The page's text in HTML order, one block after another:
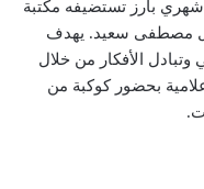
بارز تستضيفه مكتبة
مصطفى سعيد. يهدف
الأفكار من خلال
بحضور كوكبة من